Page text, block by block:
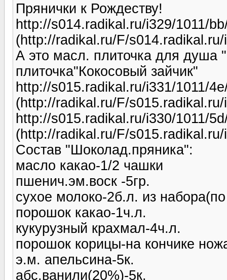
Прянички к Рождеству!
http://s014.radikal.ru/i329/1011/
(http://radikal.ru/F/
А это масл. плиточка для
плиточка"Кокосовый зайчик"
http://s015.radikal.ru/i331/1011/
(http://radikal.ru/F/
http://s015.radikal.ru/i330/1011/
(http://radikal.ru/F/
Состав "Шоколад.пряника":
масло какао-1/2 чашки
пшенич.эм.воск -5гр.
сухое молоко-2б.л. из
порошок какао-1ч.л.
кукурузный крахмал-4ч.л.
порошок корицы-на кончике
э.м. апельсина-5к.
абс.ванили(20%)-5к.